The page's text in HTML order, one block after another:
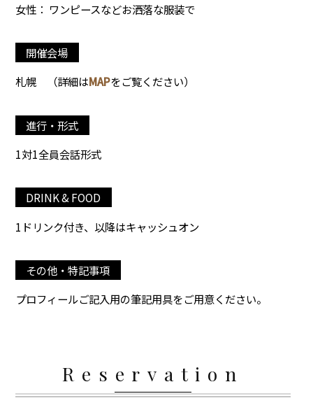
女性： ワンピースなどお洒落な服装で
開催会場
札幌
（詳細はMAPをご覧ください）
進行・形式
1対1全員会話形式
DRINK & FOOD
1ドリンク付き、以降はキャッシュオン
その他・特記事項
プロフィールご記入用の筆記用具をご用意ください。
Reservation